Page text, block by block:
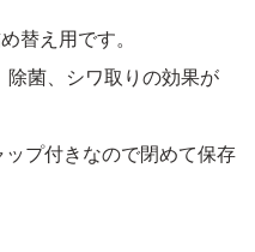
替え用です。
除菌、シワ取りの効果が
プ付きなので閉めて保存